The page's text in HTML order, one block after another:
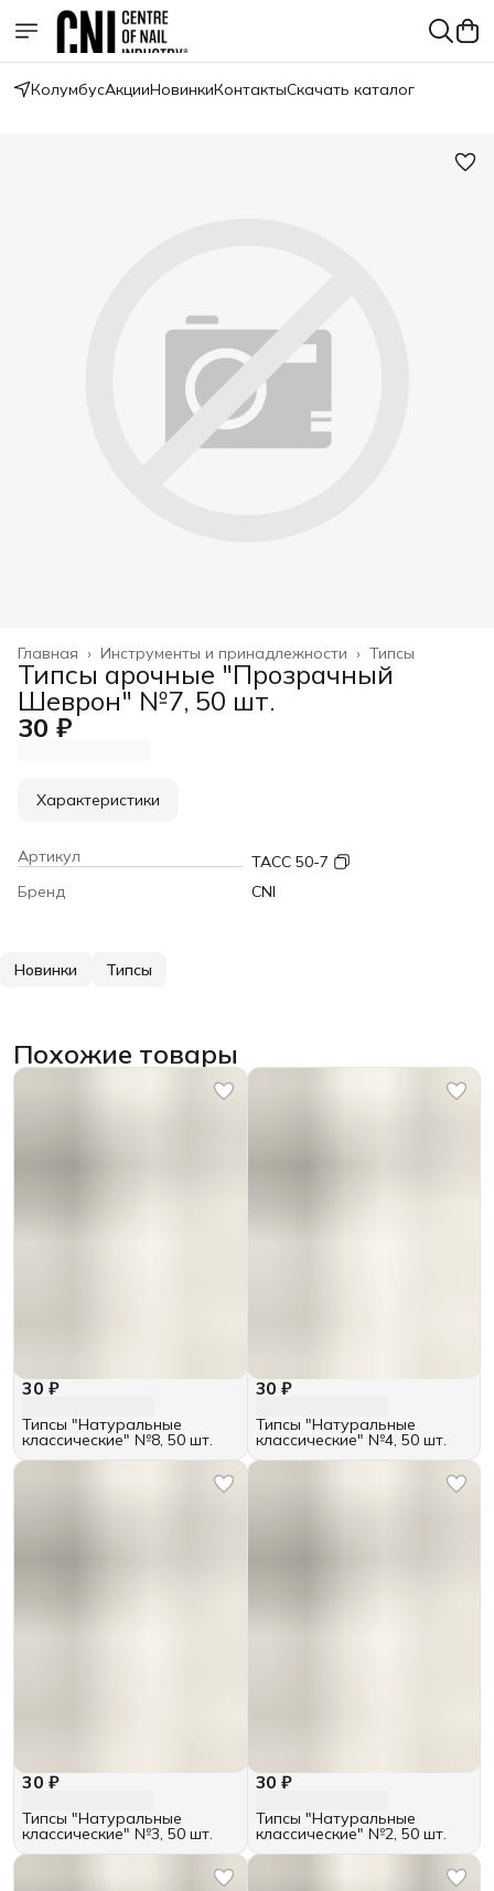
КолумбусАкцииНовинкиКонтактыСкачать каталог
Типсы
Инструменты и принадлежности ›
Главная ›
Типсы арочные "Прозрачный
Шеврон" №7, 50 шт.
30 ₽
Характеристики
Артикул
TACC 50-7
Бренд
CNI
Новинки Типсы
Похожие товары
30 ₽
Типсы "Натуральные
классические" №8, 50 шт.
30 ₽
Типсы "Натуральные
классические" №4, 50 шт.
30 ₽
Типсы "Натуральные
классические" №3, 50 шт.
30 ₽
Типсы "Натуральные
классические" №2, 50 шт.